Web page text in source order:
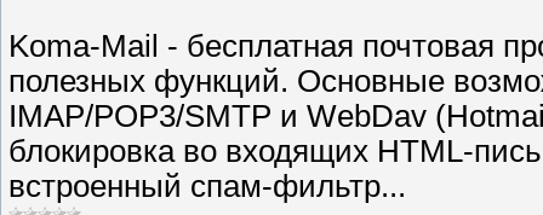
Koma-Mail - бесплатная почтовая
полезных функций. Основные
IMAP/POP3/SMTP и WebDav
блокировка во входящих HTML-
встроенный спам-фильтр...